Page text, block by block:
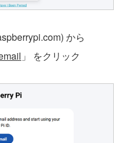
から
」 をクリック